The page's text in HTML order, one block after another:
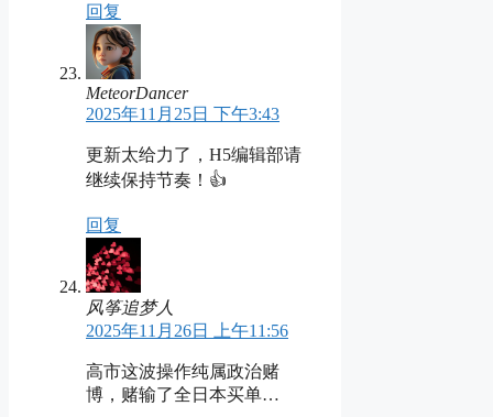
回复
MeteorDancer
2025年11月25日 下午3:43
更新太给力了，H5编辑部请
继续保持节奏！👍
回复
风筝追梦人
2025年11月26日 上午11:56
高市这波操作纯属政治赌
博，赌输了全日本买单…